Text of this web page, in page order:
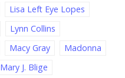
Lisa Left Eye Lopes
Lynn Collins
Macy Gray
Madonna
Mary J. Blige